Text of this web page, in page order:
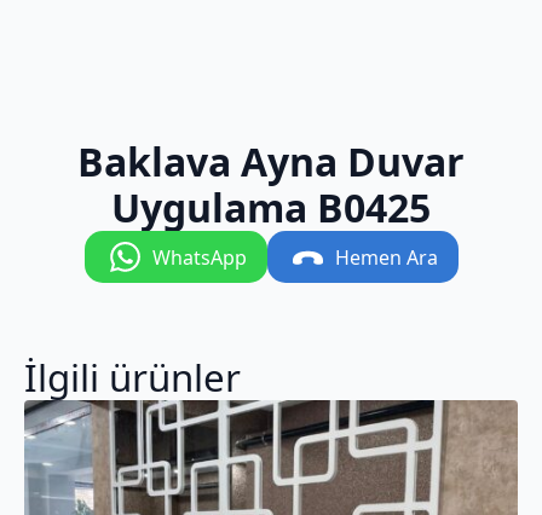
Baklava Ayna Duvar
Uygulama B0425
WhatsApp Hemen Ara
İlgili ürünler